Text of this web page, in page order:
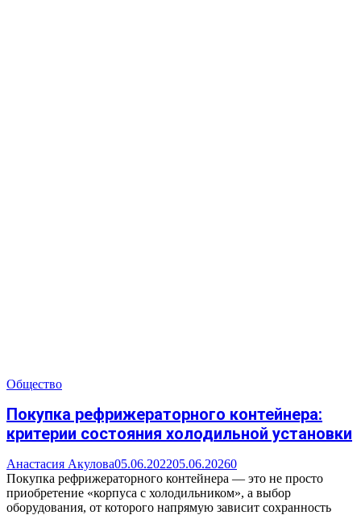
Общество
Покупка рефрижераторного контейнера:
критерии состояния холодильной установки
Анастасия Акулова05.06.202205.06.20260
Покупка рефрижераторного контейнера — это не просто
приобретение «корпуса с холодильником», а выбор
оборудования, от которого напрямую зависит сохранность